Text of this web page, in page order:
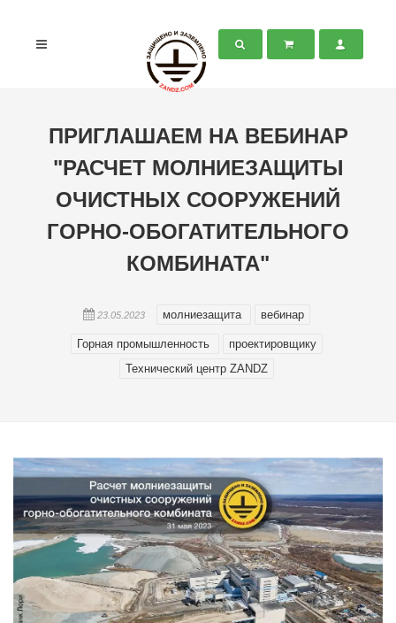
ПРИГЛАШАЕМ НА ВЕБИНАР
"РАСЧЕТ МОЛНИЕЗАЩИТЫ
ОЧИСТНЫХ СООРУЖЕНИЙ
ГОРНО-ОБОГАТИТЕЛЬНОГО
КОМБИНАТА"
23.05.2023 молниезащита вебинар
Горная промышленность
проектировщику
Технический центр ZANDZ